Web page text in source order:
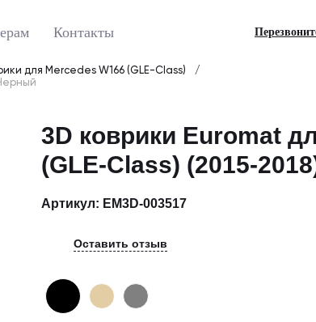
Контакты
для Mercedes W166 (GLE-Class)
3D коврики Euromat
(GLE-Class) (2015-
Артикул: EM3D-003517
Оставить отзыв